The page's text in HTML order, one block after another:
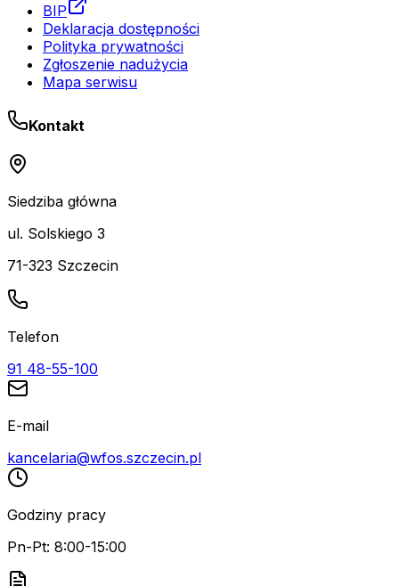
BIP
Deklaracja dostępności
Polityka prywatności
Zgłoszenie nadużycia
Mapa serwisu
Kontakt
Siedziba główna
ul. Solskiego 3
71-323 Szczecin
Telefon
91 48-55-100
E-mail
kancelaria@wfos.szczecin.pl
Godziny pracy
Pn-Pt: 8:00-15:00